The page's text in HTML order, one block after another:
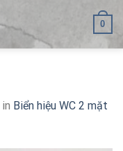
0
in Biển hiệu WC 2 mặt